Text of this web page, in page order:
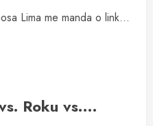
Lima me manda o link...
Roku vs….